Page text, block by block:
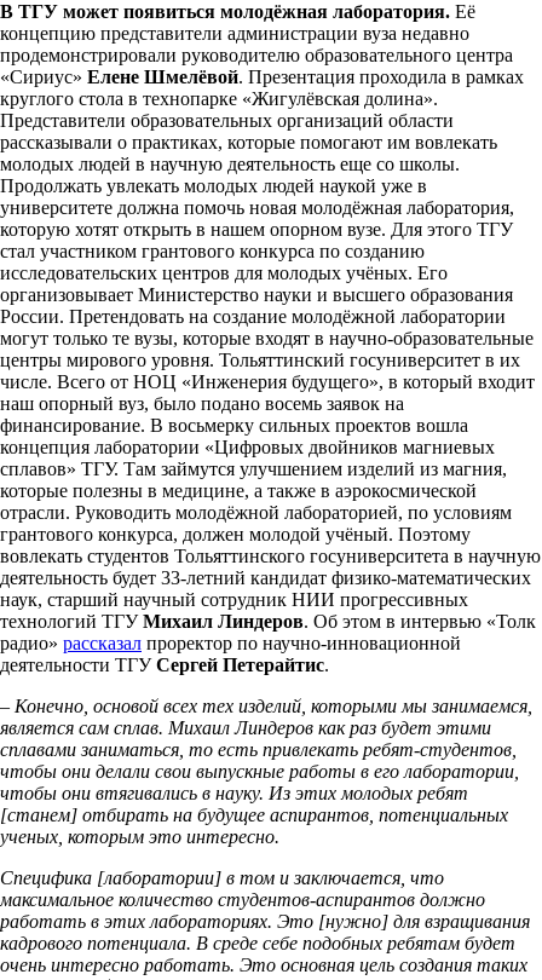
В ТГУ может появиться молодёжная лаборатория. Её
концепцию представители администрации вуза недавно
продемонстрировали руководителю образовательного центра
«Сириус» Елене Шмелёвой. Презентация проходила в рамках
круглого стола в технопарке «Жигулёвская долина».
Представители образовательных организаций области
рассказывали о практиках, которые помогают им вовлекать
молодых людей в научную деятельность еще со школы.
Продолжать увлекать молодых людей наукой уже в
университете должна помочь новая молодёжная лаборатория,
которую хотят открыть в нашем опорном вузе. Для этого ТГУ
стал участником грантового конкурса по созданию
исследовательских центров для молодых учёных. Его
организовывает Министерство науки и высшего образования
России. Претендовать на создание молодёжной лаборатории
могут только те вузы, которые входят в научно-образовательные
центры мирового уровня. Тольяттинский госуниверситет в их
числе. Всего от НОЦ «Инженерия будущего», в который входит
наш опорный вуз, было подано восемь заявок на
финансирование. В восьмерку сильных проектов вошла
концепция лаборатории «Цифровых двойников магниевых
сплавов» ТГУ. Там займутся улучшением изделий из магния,
которые полезны в медицине, а также в аэрокосмической
отрасли. Руководить молодёжной лабораторией, по условиям
грантового конкурса, должен молодой учёный. Поэтому
вовлекать студентов Тольяттинского госуниверситета в научную
деятельность будет 33-летний кандидат физико-математических
наук, старший научный сотрудник НИИ прогрессивных
технологий ТГУМихаил Линдеров. Об этом в интервью «Толк
радио» рассказал проректор по научно-инновационной
деятельности ТГУСергей Петерайтис.
– Конечно, основой всех тех изделий, которыми мы занимаемся,
является сам сплав. Михаил Линдеров как раз будет этими
сплавами заниматься, то есть привлекать ребят-студентов,
чтобы они делали свои выпускные работы в его лаборатории,
чтобы они втягивались в науку. Из этих молодых ребят
[станем] отбирать на будущее аспирантов, потенциальных
ученых, которым это интересно.
Специфика [лаборатории] в том и заключается, что
максимальное количество студентов-аспирантов должно
работать в этих лабораториях. Это [нужно] для взращивания
кадрового потенциала. В среде себе подобных ребятам будет
очень интересно работать. Это основная цель создания таких